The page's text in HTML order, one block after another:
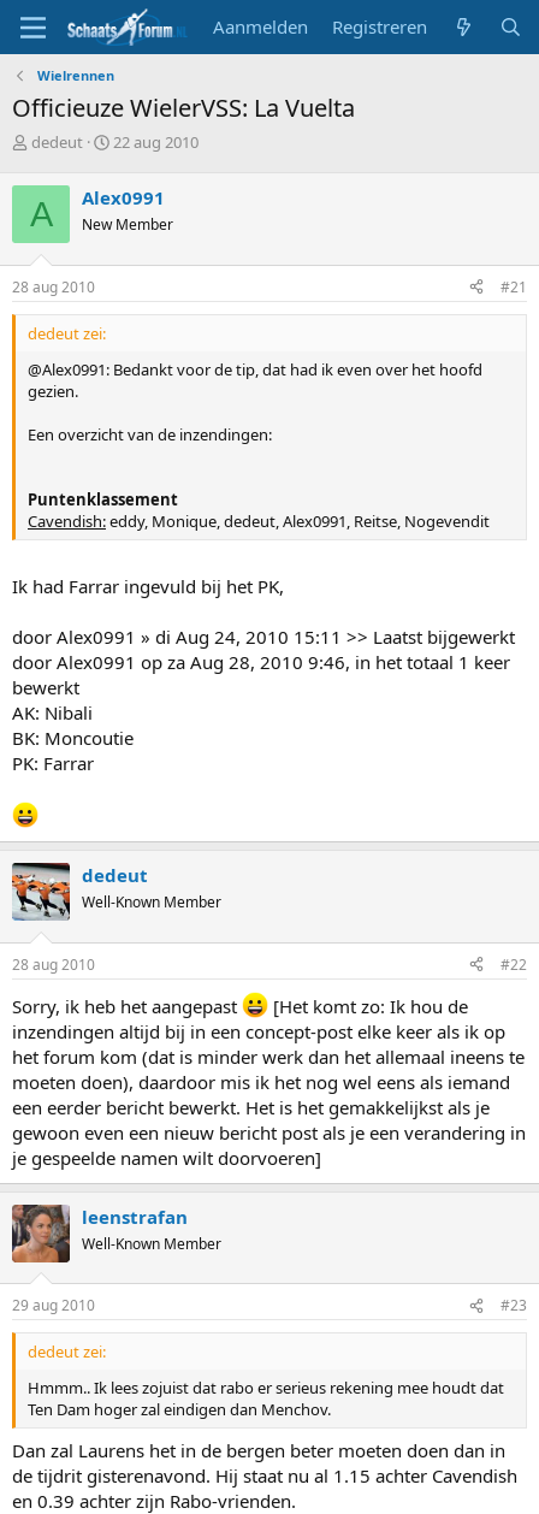
Aanmelden Registreren
Wielrennen
Officieuze WielerVSS: La Vuelta
T
p
c
s
t
a
r
t
r
dedeut
S
r
t
a
u
22 aug 2010
A Alex0991
New Member
28 aug 2010 #21
dedeut zei:
@Alex0991: Bedankt voor de tip, dat had ik even over het hoofd
gezien.
Een overzicht van de inzendingen:
Puntenklassement
Cavendish:eddy, Monique, dedeut, Alex0991, Reitse, Nogevendit
Ik had Farrar ingevuld bij het PK,
door Alex0991 » di Aug 24, 2010 15:11 >> Laatst bijgewerkt
door Alex0991 op za Aug 28, 2010 9:46, in het totaal 1 keer
bewerkt
AK: Nibali
BK: Moncoutie
PK: Farrar
dedeut
Well-Known Member
28 aug 2010 #22
Sorry, ik heb het aangepast
[Het komt zo: Ik hou de
inzendingen altijd bij in een concept-post elke keer als ik op
het forum kom (dat is minder werk dan het allemaal ineens te
moeten doen), daardoor mis ik het nog wel eens als iemand
een eerder bericht bewerkt. Het is het gemakkelijkst als je
gewoon even een nieuw bericht post als je een verandering in
je gespeelde namen wilt doorvoeren]
leenstrafan
Well-Known Member
29 aug 2010 #23
dedeut zei:
Hmmm.. Ik lees zojuist dat rabo er serieus rekening mee houdt dat
Ten Dam hoger zal eindigen dan Menchov.
Dan zal Laurens het in de bergen beter moeten doen dan in
de tijdrit gisterenavond. Hij staat nu al 1.15 achter Cavendish
en 0.39 achter zijn Rabo-vrienden.